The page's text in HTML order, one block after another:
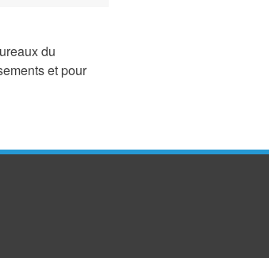
du
et pour